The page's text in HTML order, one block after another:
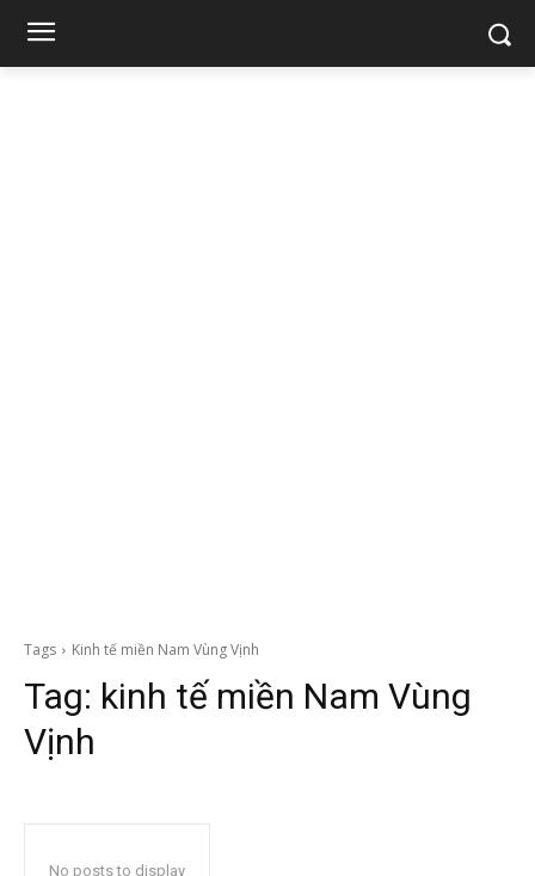
Tags Kinh tế miền Nam Vùng Vịnh
Tag: kinh tế miền Nam Vùng
Vịnh
No posts to display